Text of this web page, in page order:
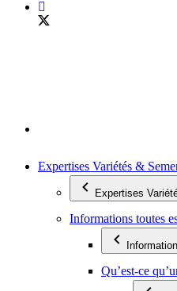
Expertises Variétés &
Expertises
Informations toutes
Qu’est-ce